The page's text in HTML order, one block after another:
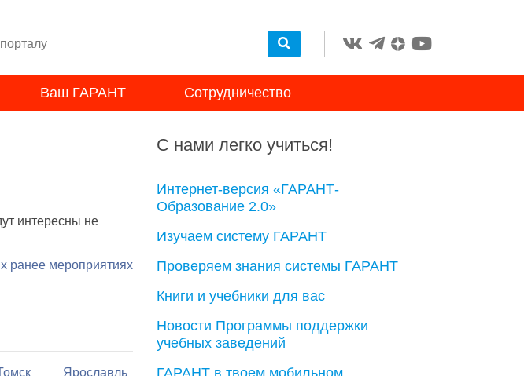
Ваш ГАРАНТ Сотрудничество
интересны не
ранее мероприятиях
Ярославль
С нами легко учиться!
Интернет-версия «ГАРАНТ-
Образование 2.0»
Изучаем систему ГАРАНТ
Проверяем знания системы ГАРАНТ
Книги и учебники для вас
Новости Программы поддержки
учебных заведений
ГАРАНТ в твоем мобильном